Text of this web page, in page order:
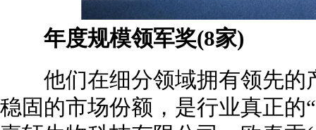
年度规模领军奖(8家)
他们在细分领域拥有领先的
稳固的市场份额，是行业真正的